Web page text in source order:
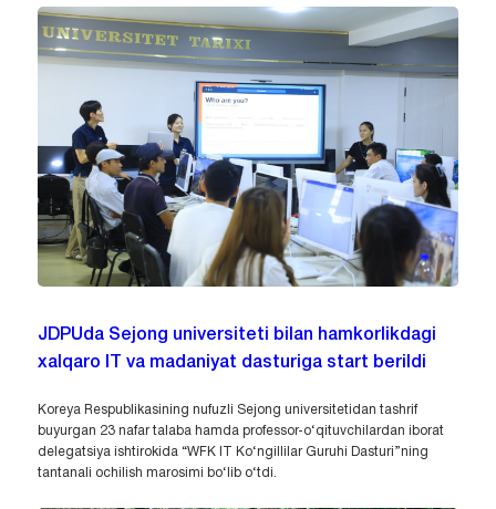
JDPUda Sejong universiteti bilan hamkorlikdagi
xalqaro IT va madaniyat dasturiga start berildi
Koreya Respublikasining nufuzli Sejong universitetidan tashrif
buyurgan 23 nafar talaba hamda professor-o‘qituvchilardan iborat
delegatsiya ishtirokida “WFK IT Ko‘ngillilar Guruhi Dasturi”ning
tantanali ochilish marosimi bo‘lib o‘tdi.